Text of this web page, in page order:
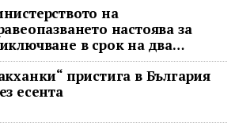
на
настоява за
в срок на два
строителни проекта
пристига в България
есента